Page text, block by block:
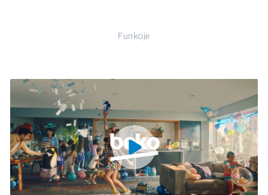
Funkcije